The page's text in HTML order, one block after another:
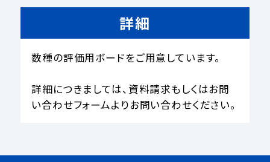
詳細
数種の評価用ボードをご用意しています。
詳細につきましては、資料請求もしくはお問
い合わせフォームよりお問い合わせください。